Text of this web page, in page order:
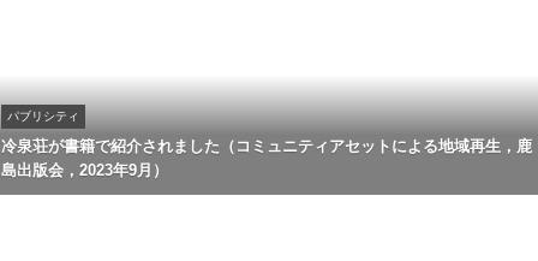
パブリシティ
冷泉荘が書籍で紹介されました（コミュニティアセットによる地域再生，鹿
島出版会，2023年9月）